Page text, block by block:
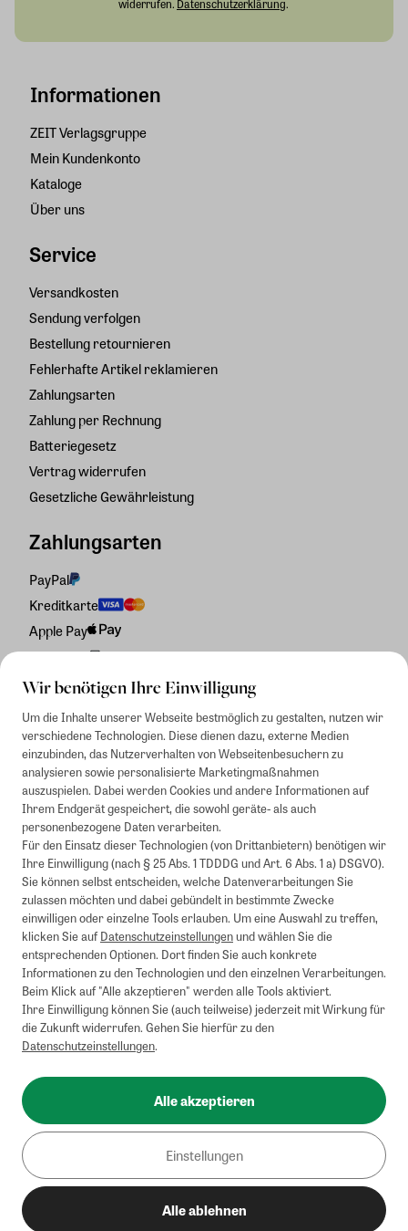
Wir benötigen Ihre Einwilligung
Um die Inhalte unserer Webseite bestmöglich zu gestalten, nutzen wir
verschiedene Technologien. Diese dienen dazu, externe Medien
einzubinden, das Nutzerverhalten von Webseitenbesuchern zu
analysieren sowie personalisierte Marketingmaßnahmen
auszuspielen. Dabei werden Cookies und andere Informationen auf
Ihrem Endgerät gespeichert, die sowohl geräte- als auch
personenbezogene Daten verarbeiten.
Für den Einsatz dieser Technologien (von Drittanbietern) benötigen wir
Ihre Einwilligung (nach § 25 Abs. 1 TDDDG und Art. 6 Abs. 1 a) DSGVO).
Sie können selbst entscheiden, welche Datenverarbeitungen Sie
zulassen möchten und dabei gebündelt in bestimmte Zwecke
einwilligen oder einzelne Tools erlauben. Um eine Auswahl zu treffen,
klicken Sie aufDatenschutzeinstellungenund wählen Sie die
entsprechenden Optionen. Dort finden Sie auch konkrete
Informationen zu den Technologien und den einzelnen Verarbeitungen.
Beim Klick auf "Alle akzeptieren" werden alle Tools aktiviert.
Ihre Einwilligung können Sie (auch teilweise) jederzeit mit Wirkung für
die Zukunft widerrufen. Gehen Sie hierfür zu den
Datenschutzeinstellungen.
Alle akzeptieren
Einstellungen
Alle ablehnen
Informationen
ZEIT Verlagsgruppe
Mein Kundenkonto
Kataloge
Über uns
Service
Versandkosten
Sendung verfolgen
Bestellung retournieren
Fehlerhafte Artikel reklamieren
Zahlungsarten
Zahlung per Rechnung
Batteriegesetz
Vertrag widerrufen
Gesetzliche Gewährleistung
Zahlungsarten
PayPal
Kreditkarte
Apple Pay
Rechnung
widerrufen. Datenschutzerklärung.